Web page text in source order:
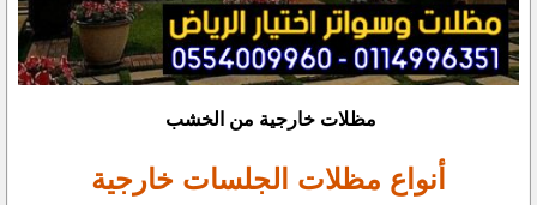
مظلات خارجية من الخشب
أنواع مظلات الجلسات خارجية